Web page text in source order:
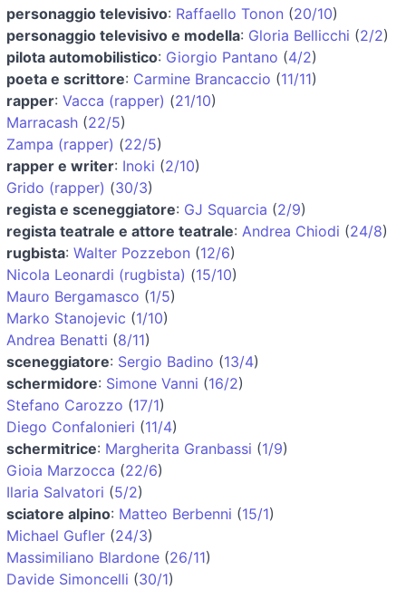
personaggio televisivo: Raffaello Tonon (20/10)
personaggio televisivo e modella: Gloria Bellicchi (2/2)
pilota automobilistico: Giorgio Pantano (4/2)
poeta e scrittore: Carmine Brancaccio (11/11)
rapper: Vacca (rapper) (21/10)
Marracash (22/5)
Zampa (rapper) (22/5)
rapper e writer: Inoki (2/10)
Grido (rapper) (30/3)
regista e sceneggiatore: GJ Squarcia (2/9)
regista teatrale e attore teatrale: Andrea Chiodi (24/8)
rugbista: Walter Pozzebon (12/6)
Nicola Leonardi (rugbista) (15/10)
Mauro Bergamasco (1/5)
Marko Stanojevic (1/10)
Andrea Benatti (8/11)
sceneggiatore: Sergio Badino (13/4)
schermidore: Simone Vanni (16/2)
Stefano Carozzo (17/1)
Diego Confalonieri (11/4)
schermitrice: Margherita Granbassi (1/9)
Gioia Marzocca (22/6)
Ilaria Salvatori (5/2)
sciatore alpino: Matteo Berbenni (15/1)
Michael Gufler (24/3)
Massimiliano Blardone (26/11)
Davide Simoncelli (30/1)